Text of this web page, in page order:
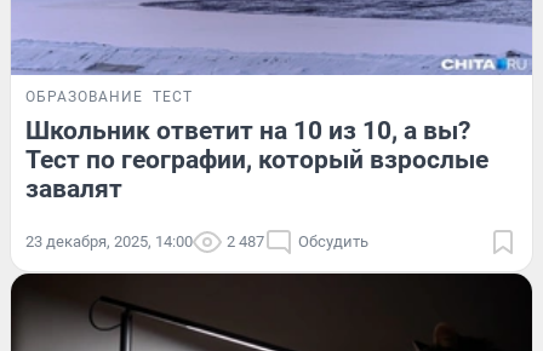
ОБРАЗОВАНИЕ ТЕСТ
Школьник ответит на 10 из 10, а вы?
Тест по географии, который взрослые
завалят
23 декабря, 2025, 14:00 2 487 Обсудить